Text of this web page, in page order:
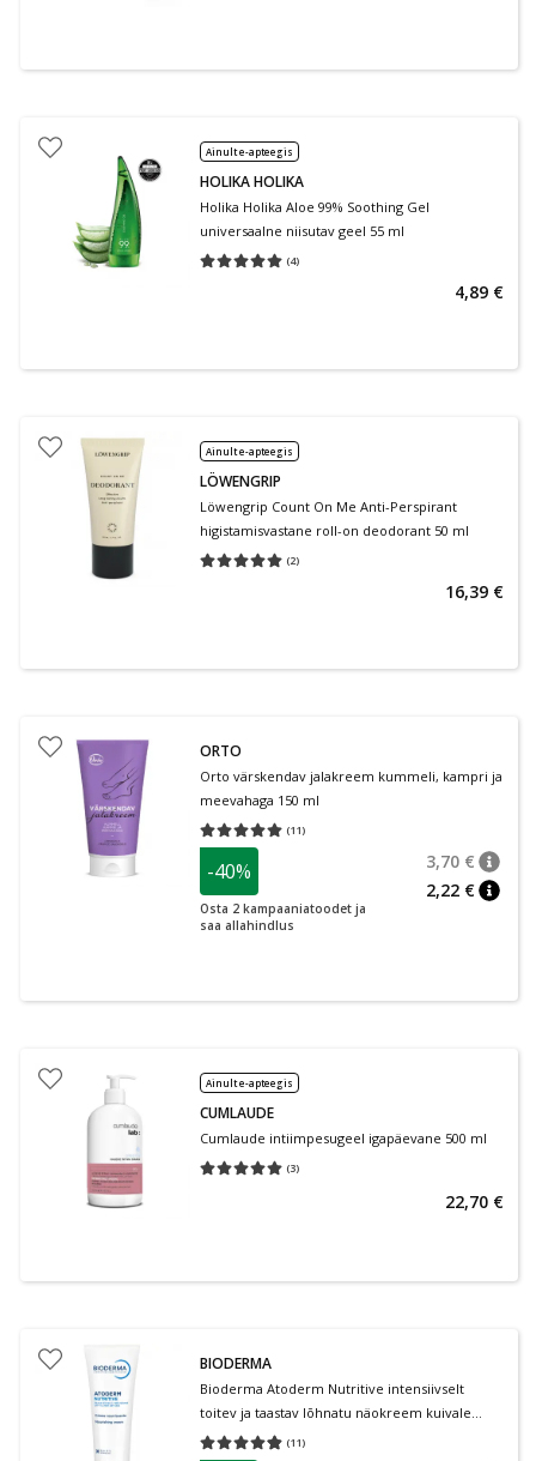
Ainult e-apteegis
HOLIKA HOLIKA
Holika Holika Aloe 99% Soothing Gel
universaalne niisutav geel 55 ml
(4)
Keskmine hinnang 5.00
4,89 €
Ainult e-apteegis
LÖWENGRIP
Löwengrip Count On Me Anti-Perspirant
higistamisvastane roll-on deodorant 50 ml
(2)
Keskmine hinnang 5.00
16,39 €
ORTO
Orto värskendav jalakreem kummeli, kampri ja
meevahaga 150 ml
(11)
Keskmine hinnang 5.00
-40%
Osta 2 kampaaniatoodet ja
saa allahindlus
3,70 €
2,22 €
Ainult e-apteegis
CUMLAUDE
Cumlaude intiimpesugeel igapäevane 500 ml
(3)
Keskmine hinnang 5.00
22,70 €
BIODERMA
Bioderma Atoderm Nutritive intensiivselt
toitev ja taastav lõhnatu näokreem kuivale
nahale 40 ml (11)
Keskmine hinnang 4.82